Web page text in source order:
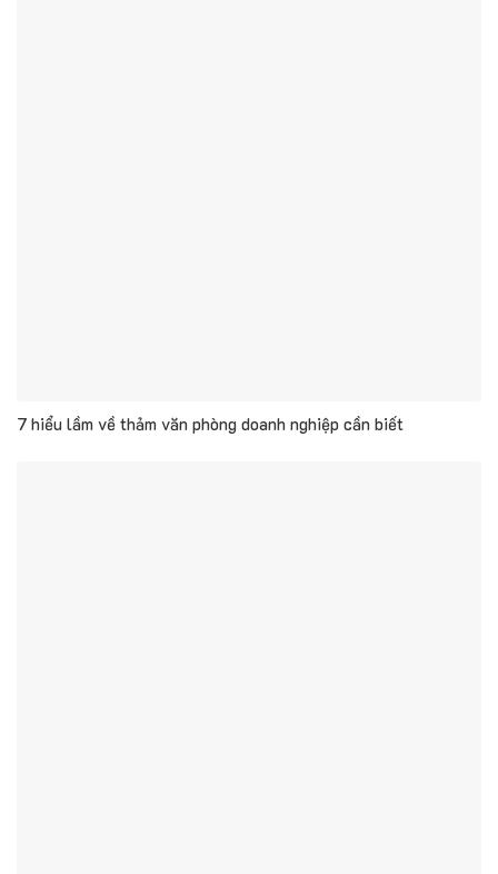
7 hiểu lầm về thảm văn phòng doanh nghiệp cần biết